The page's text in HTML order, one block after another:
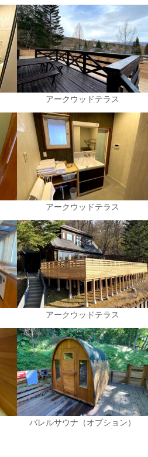
アークウッドテラス
アークウッドテラス
アークウッドテラス
バレルサウナ（オプション）